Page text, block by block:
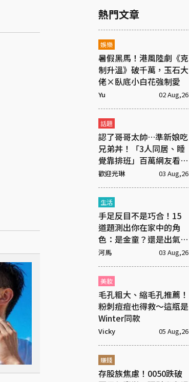
熱門文章
娛樂
暑假黑馬！港風陸劇《克
制升溫》破千萬，玉石大
佬×臥底小白花強制愛
Yu 02 Aug,26
話題
認了哥哥太帥…準新娘吃
兄弟丼！「3人同居、睡
覺靠排班」百萬網友看傻
眼
歡迎光琳 03 Aug,26
生活
手足反目不是巧合！15
道題測出你在家中的角
色：是金童？還是出氣
筒？
河馬 03 Aug,26
美妝
毛孔粗大、縮毛孔推薦！
粉刺痘痘也得救～這瓶是
Winter同款
Vicky 05 Aug,26
賺錢
存股族焦慮！0050跌破